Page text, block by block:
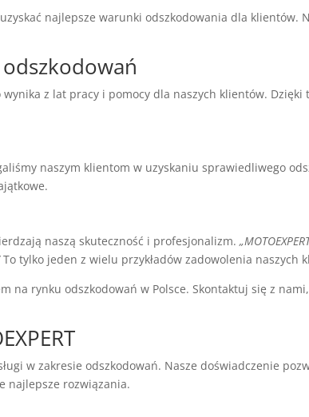
najlepsze warunki odszkodowania dla klientów.
z lat pracy i pomocy dla naszych klientów.
naszym klientom w uzyskaniu sprawiedliwego
naszą skuteczność i profesjonalizm.
To tylko jeden z wielu przykładów zadowolenia naszych
na rynku odszkodowań w Polsce. Skontaktuj się z
w zakresie odszkodowań. Nasze doświadczenie
najlepsze rozwiązania.